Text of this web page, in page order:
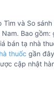
Tìm và So
Bao
bán tạ nhà
thuốc gần
cập nhật